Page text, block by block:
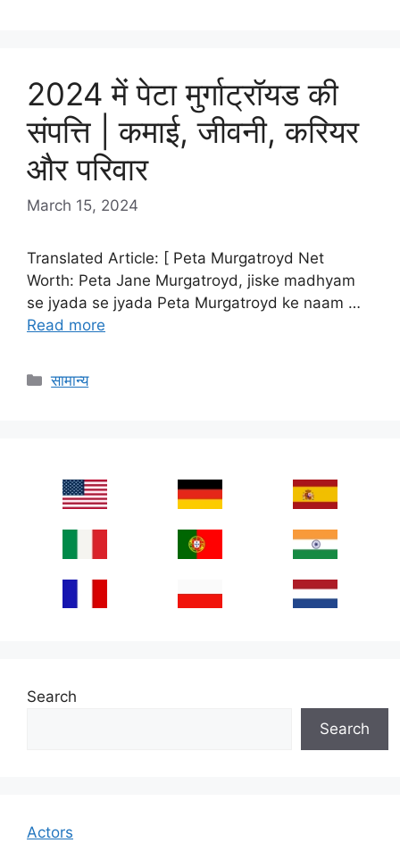
2024 में पेटा मुर्गाट्रॉयड की
संपत्ति | कमाई, जीवनी, करियर
और परिवार
March 15, 2024
Translated Article: [ Peta Murgatroyd Net
Worth: Peta Jane Murgatroyd, jiske madhyam
se jyada se jyada Peta Murgatroyd ke naam …
Read more
Categories
सामान्य
Search
Search
Actors